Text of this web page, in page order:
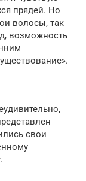
прядей. Но
волосы, так
возможность
свои